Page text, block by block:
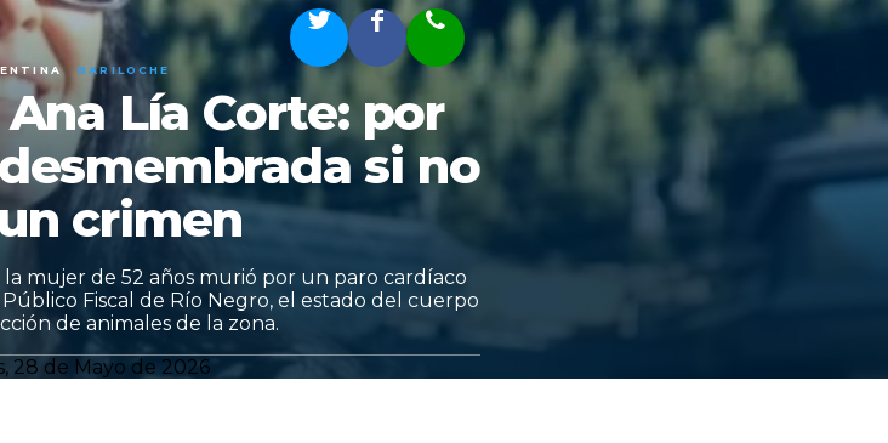
BARILOCHE
Lía Corte: por
si no
crimen
mujer de 52 años murió por un paro cardíaco
Fiscal de Río Negro, el estado del cuerpo
de animales de la zona.
28 de Mayo de 2026